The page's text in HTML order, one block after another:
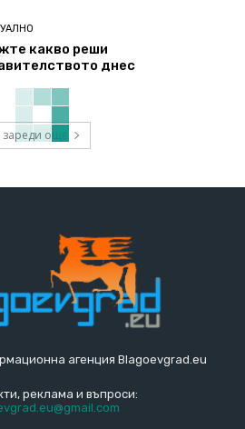
какво реши
днес
зареди още
агенция Blagoevgrad.eu
реклама и въпроси: